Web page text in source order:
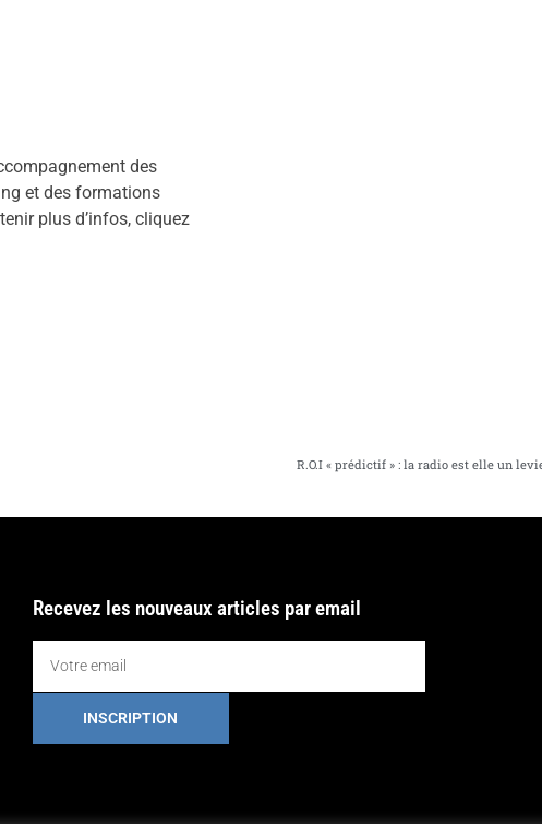
des
et des formations
plus d’infos, cliquez
R.O.I « prédictif » : la radio est elle un
Recevez les nouveaux articles par email
INSCRIPTION